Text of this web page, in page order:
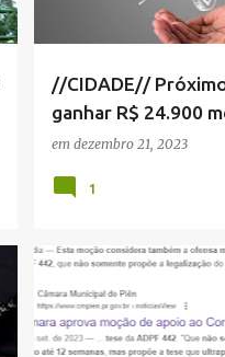
//CIDADE//
ganhar R$ 24.900
de vereadores será
em dezembro 21, 2023
1